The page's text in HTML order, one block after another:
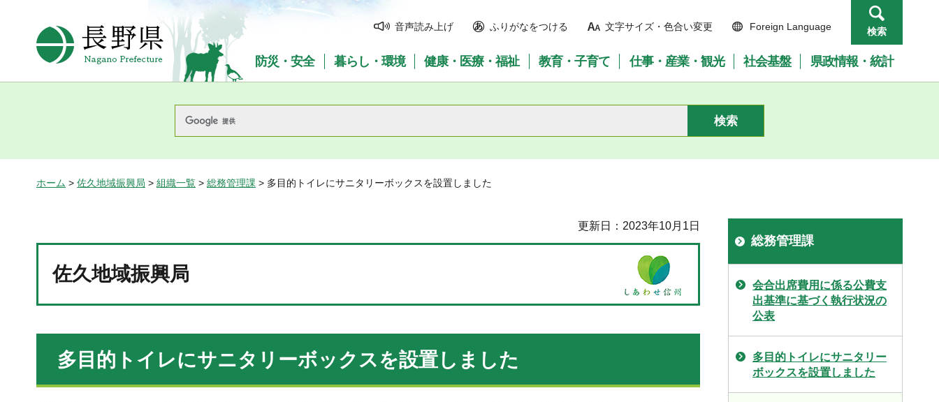
長野県Nagano Prefecture
音声読み上げ ふりがなをつける 文字サイズ・色合い変更 Foreign Language 検索
防災・安全 暮らし・環境 健康・医療・福祉 教育・子育て 仕事・産業・観光 社会基盤 県政情報・統計
ホーム > 佐久地域振興局 > 組織一覧 > 総務管理課 > 多目的トイレにサニタリーボックスを設置しました
更新日：2023年10月1日
佐久地域振興局
多目的トイレにサニタリーボックスを設置しました
総務管理課
会合出席費用に係る公費支
出基準に基づく執行状況の
公表
多目的トイレにサニタリー
ボックスを設置しました